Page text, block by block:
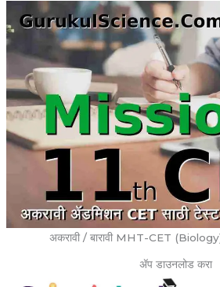
अकरावी / बारावी MHT-CET (Biology)
ॲप डाउनलोड करा